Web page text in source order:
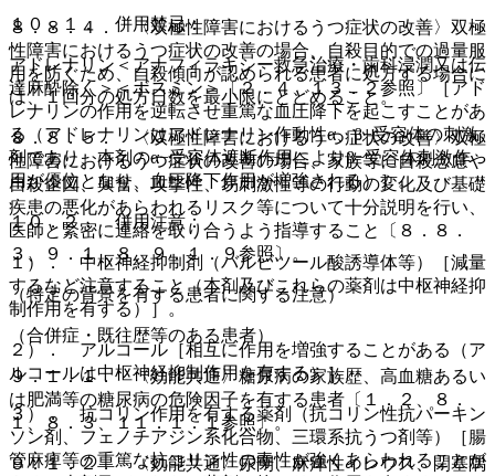
１０．１． 併用禁忌：
アドレナリン＜アナフィラキシー救急治療・歯科浸潤又は伝
達麻酔除く＞＜ボスミン＞〔２．４、１３．２参照〕［アド
レナリンの作用を逆転させ重篤な血圧降下を起こすことがあ
る（アドレナリンはアドレナリン作動性α、β−受容体の刺激
剤であり、本剤のα−受容体遮断作用によりβ−受容体刺激作
用が優位となり、血圧降下作用が増強される）］。
１０．２． 併用注意：
１）． 中枢神経抑制剤（バルビツール酸誘導体等）［減量
するなど注意すること（本剤及びこれらの薬剤は中枢神経抑
制作用を有する）］。
２）． アルコール［相互に作用を増強することがある（ア
ルコールは中枢神経抑制作用を有する）］。
３）． 抗コリン作用を有する薬剤（抗コリン性抗パーキン
ソン剤、フェノチアジン系化合物、三環系抗うつ剤等）［腸
管麻痺等の重篤な抗コリン性の毒性が強くあらわれることが
８．８．４． 〈双極性障害におけるうつ症状の改善〉双極
性障害におけるうつ症状の改善の場合、自殺目的での過量服
用を防ぐため、自殺傾向が認められる患者に処方する場合に
は、１回分の処方日数を最小限にとどめること。
８．８．５． 〈双極性障害におけるうつ症状の改善〉双極
性障害におけるうつ症状の改善の場合、家族等に自殺念慮や
自殺企図、興奮、攻撃性、易刺激性等の行動の変化及び基礎
疾患の悪化があらわれるリスク等について十分説明を行い、
医師と緊密に連絡を取り合うよう指導すること〔８．８．
３、９．１．８、９．１．９参照〕。
（特定の背景を有する患者に関する注意）
（合併症・既往歴等のある患者）
９．１．１． 〈効能共通〉糖尿病の家族歴、高血糖あるい
は肥満等の糖尿病の危険因子を有する患者〔１．２、８．
１、８．３、１１．１．１参照〕。
９．１．２． 〈効能共通〉尿閉、麻痺性イレウス、閉塞隅